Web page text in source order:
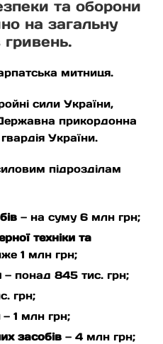
та оборони
на загальну
гривень.
митниця.
сили України,
прикордонна
України.
підрозділам
— на суму 6 млн грн;
техніки та
1 млн грн;
— понад 845 тис. грн;
грн;
— 1 млн грн;
засобів — 4 млн грн;